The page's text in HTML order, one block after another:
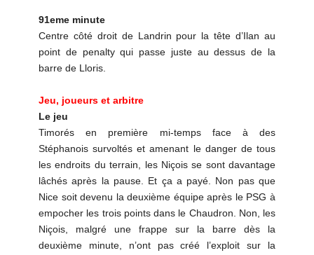
91eme minute
Centre côté droit de Landrin pour la tête d’Ilan au
point de penalty qui passe juste au dessus de la
barre de Lloris.
Jeu, joueurs et arbitre
Le jeu
Timorés en première mi-temps face à des
Stéphanois survoltés et amenant le danger de tous
les endroits du terrain, les Niçois se sont davantage
lâchés après la pause. Et ça a payé. Non pas que
Nice soit devenu la deuxième équipe après le PSG à
empocher les trois points dans le Chaudron. Non, les
Niçois, malgré une frappe sur la barre dès la
deuxième minute, n’ont pas créé l’exploit sur la